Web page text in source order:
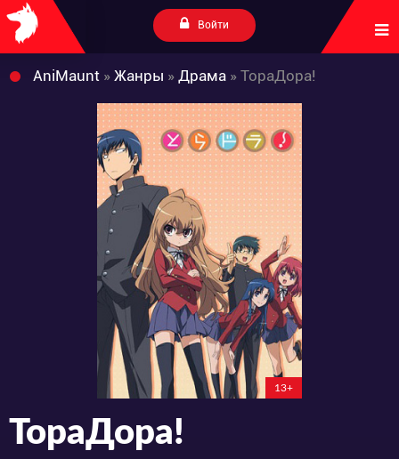
Войти
AniMaunt » Жанры » Драма » ТораДора!
13+
ТораДора!